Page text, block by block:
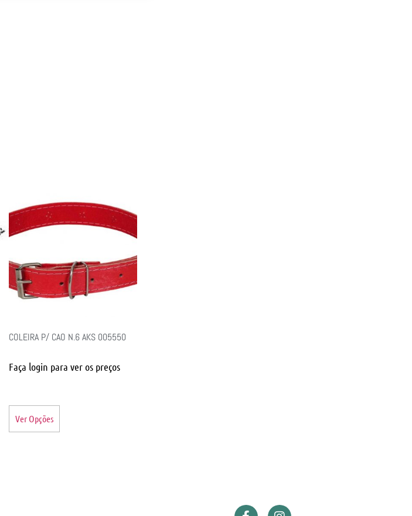
COLEIRA P/ CAO N.6 AKS 005550
Faça login para ver os preços
Ver Opções